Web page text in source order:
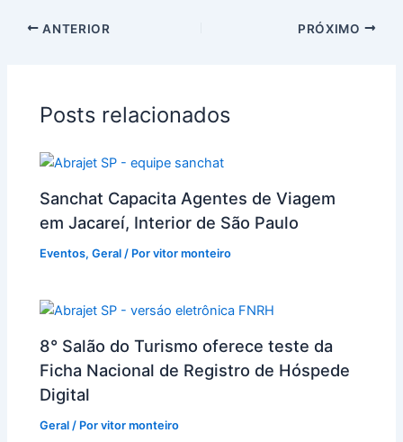
ANTERIOR PRÓXIMO
Posts relacionados
Sanchat Capacita Agentes de Viagem
em Jacareí, Interior de São Paulo
Eventos,Geral / Porvitor monteiro
8° Salão do Turismo oferece teste da
Ficha Nacional de Registro de Hóspede
Digital
Geral / Porvitor monteiro